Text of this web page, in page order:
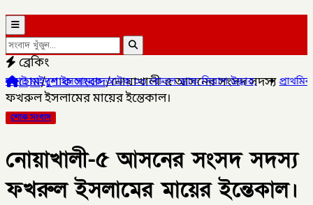
ব্রেকিং
আটক ০৩ বোতল স্কাফ সিরাপ উদ্ধার,✦প্রাথমিক শিক্ষা পদক
হোম/শোক সংবাদ/নোয়াখালী-৫ আসনের সংসদ সদস্য
ফখরুল ইসলামের মায়ের ইন্তেকাল।
শোক সংবাদ
নোয়াখালী-৫ আসনের সংসদ সদস্য
ফখরুল ইসলামের মায়ের ইন্তেকাল।